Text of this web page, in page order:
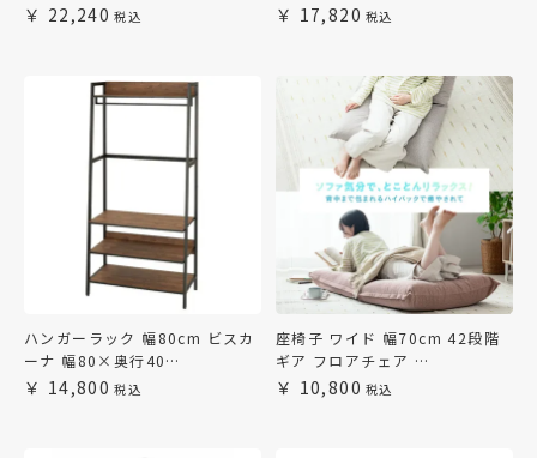
22,240 17,820
ハンガーラック 幅80cm ビスカ
ーナ 幅80×奥行40…
14,800
座椅子 ワイド 幅70cm 42段階
ギア フロアチェア …
10,800